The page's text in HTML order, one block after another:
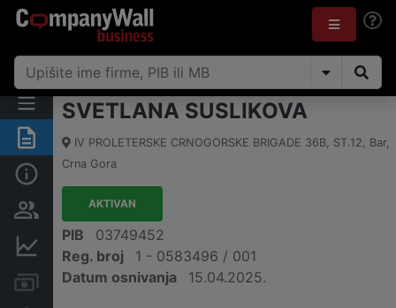
Sažetak
Osobe i vlasništvo
Računi i blokade
SVETLANA SUSLIKOVA
IV PROLETERSKE CRNOGORSKE BRIGADE 36B, ST.12, Bar,
Crna Gora
AKTIVAN
PIB
03749452
Reg. broj
1 - 0583496 / 001
Datum osnivanja
15.04.2025.